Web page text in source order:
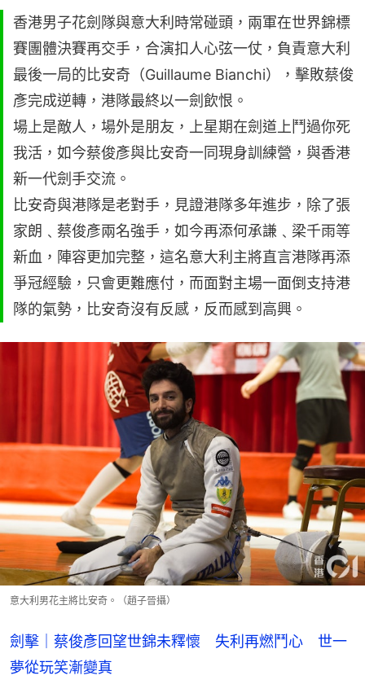
香港男子花劍隊與意大利時常碰頭，兩軍在世界錦標
賽團體決賽再交手，合演扣人心弦一仗，負責意大利
最後一局的比安奇（Guillaume Bianchi），擊敗蔡俊
彥完成逆轉，港隊最終以一劍飲恨。
場上是敵人，場外是朋友，上星期在劍道上鬥過你死
我活，如今蔡俊彥與比安奇一同現身訓練營，與香港
新一代劍手交流。
比安奇與港隊是老對手，見證港隊多年進步，除了張
家朗﹑蔡俊彥兩名強手，如今再添何承謙﹑梁千雨等
新血，陣容更加完整，這名意大利主將直言港隊再添
爭冠經驗，只會更難應付，而面對主場一面倒支持港
隊的氣勢，比安奇沒有反感，反而感到高興。
意大利男花主將比安奇。（趙子晉攝）
劍擊｜蔡俊彥回望世錦未釋懷 失利再燃鬥心 世一
夢從玩笑漸變真